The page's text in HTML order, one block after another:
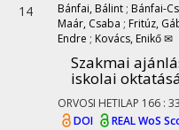
14 Bánfai, Bálint ; Bánfai-
Maár, Csaba ; Fritúz,
Endre ; Kovács, Enikő ✉
Szakmai
iskolai
ORVOSI HETILAP 166 : 33
DOI
REALWoS